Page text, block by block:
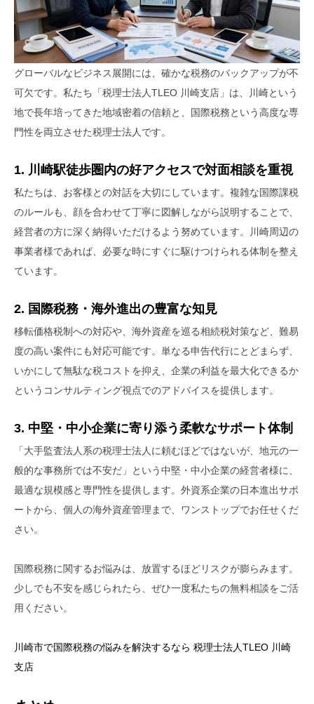
グローバルなビジネス展開には、確かな税務のバックアップが不
可欠です。私たち「税理士法人TLEO 川崎支店」は、川崎という
地で長年培ってきた地域密着の信頼と、国際税務という高度な専
門性を両立させた税理士法人です。
1. 川崎駅徒歩圏内の好アクセスで対面相談を重視
私たちは、お客様との対話を大切にしています。複雑な国際課税
のルールも、顔を合わせて丁寧に図解しながら説明することで、
経営者の方に深く納得いただけるよう努めています。川崎周辺の
事業者様であれば、必要な時にすぐに駆けつけられる体制を整え
ています。
2. 国際税務・海外進出の豊富な知見
移転価格税制への対応や、海外資産を巡る相続税対策など、難易
度の高い案件にも対応可能です。単なる申告代行にとどまらず、
いかにして無駄な税コストを抑え、企業の利益を最大化できるか
というコンサルティング視点でのアドバイスを提供します。
3. 中堅・中小企業に寄り添う柔軟なサポート体制
「大手監査法人系の税理士法人に頼むほどではないが、地元の一
般的な事務所では不安だ」という中堅・中小企業の経営者様に、
最適な規模感と専門性を提供します。外資系企業の日本進出サポ
ートから、個人の海外資産管理まで、ワンストップでお任せくだ
さい。
国際税務に関するお悩みは、放置するほどリスクが膨らみます。
少しでも不安を感じられたら、ぜひ一度私たちの無料相談をご活
用ください。
川崎市で国際税務の悩みを解決するなら 税理士法人TLEO 川崎
支店